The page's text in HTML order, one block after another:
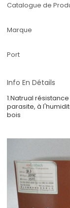
Catalogue de
Marque
Port
Info En Détails
1.Natrual
parasite, à
bois